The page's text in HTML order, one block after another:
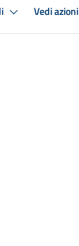
Vedi azioni